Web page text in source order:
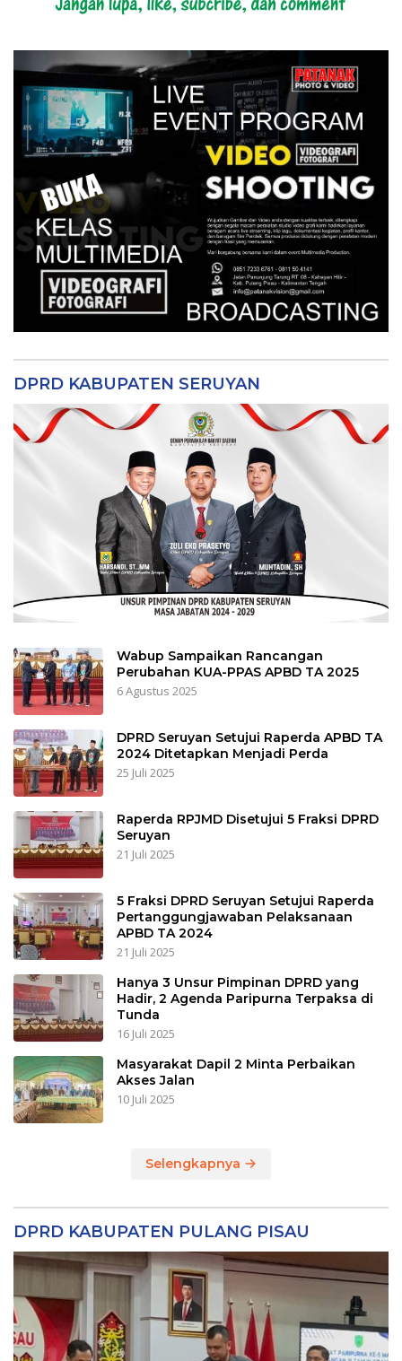
DPRD KABUPATEN SERUYAN
Wabup Sampaikan Rancangan
Perubahan KUA-PPAS APBD TA 2025
6 Agustus 2025
DPRD Seruyan Setujui Raperda APBD TA
2024 Ditetapkan Menjadi Perda
25 Juli 2025
Raperda RPJMD Disetujui 5 Fraksi DPRD
Seruyan
21 Juli 2025
5 Fraksi DPRD Seruyan Setujui Raperda
Pertanggungjawaban Pelaksanaan
APBD TA 2024
21 Juli 2025
Hanya 3 Unsur Pimpinan DPRD yang
Hadir, 2 Agenda Paripurna Terpaksa di
Tunda
16 Juli 2025
Masyarakat Dapil 2 Minta Perbaikan
Akses Jalan
10 Juli 2025
Selengkapnya
DPRD KABUPATEN PULANG PISAU